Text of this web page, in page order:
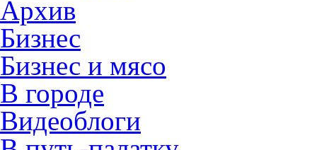
Архив
Бизнес
Бизнес и мясо
В городе
Видеоблоги